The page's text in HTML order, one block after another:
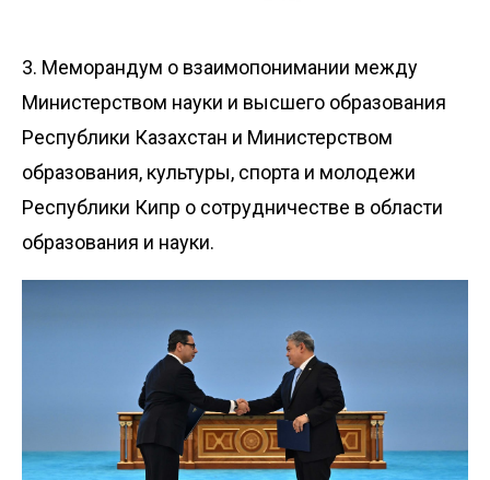
3. Меморандум о взаимопонимании между
Министерством науки и высшего образования
Республики Казахстан и Министерством
образования, культуры, спорта и молодежи
Республики Кипр о сотрудничестве в области
образования и науки.